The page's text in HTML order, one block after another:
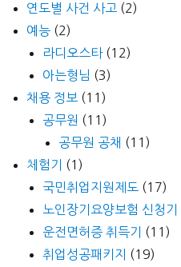
연도별 사건 사고 (2)
예능 (2)
라디오스타(12)
아는형님 (3)
채용 정보 (11)
공무원 (11)
공무원 공채 (11)
체험기
(1)
국민취업지원제도 (17)
노인장기요양보험 신청기
운전면허증 취득기
(11)
취업성공패키지
(19)